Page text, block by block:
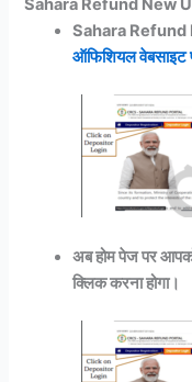
Sahara Refund New
Sahara Refund
ऑफिशियल वेबसाइट
अब होम पेज पर
क्लिक करना होगा।